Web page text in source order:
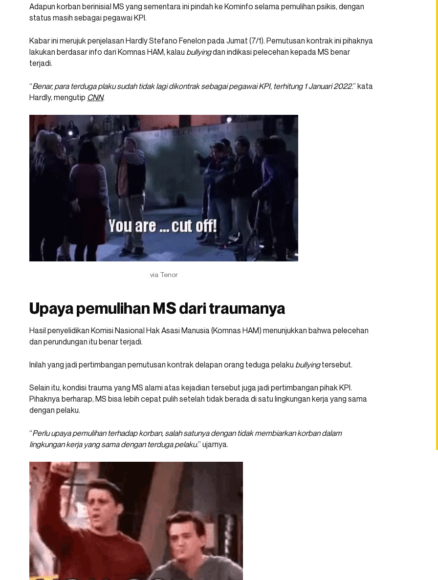
Adapun korban berinisial MS yang sementara ini pindah ke Kominfo selama pemulihan psikis, dengan
status masih sebagai pegawai KPI.
Kabar ini merujuk penjelasan Hardly Stefano Fenelon pada Jumat (7/1). Pemutusan kontrak ini pihaknya
lakukan berdasar info dari Komnas HAM, kalau bullyingdan indikasi pelecehan kepada MS benar
terjadi.
“Benar, para terduga plaku sudah tidak lagi dikontrak sebagai pegawai KPI, terhitung 1 Januari 2022.” kata
Hardly, mengutip CNN.
via Tenor
Upaya pemulihan MS dari traumanya
Hasil penyelidikan Komisi Nasional Hak Asasi Manusia (Komnas HAM) menunjukkan bahwa pelecehan
dan perundungan itu benar terjadi.
Inilah yang jadi pertimbangan pemutusan kontrak delapan orang teduga pelaku bullyingtersebut.
Selain itu, kondisi trauma yang MS alami atas kejadian tersebut juga jadi pertimbangan pihak KPI.
Pihaknya berharap, MS bisa lebih cepat pulih setelah tidak berada di satu lingkungan kerja yang sama
dengan pelaku.
“Perlu upaya pemulihan terhadap korban, salah satunya dengan tidak membiarkan korban dalam
lingkungan kerja yang sama dengan terduga pelaku.” ujarnya.